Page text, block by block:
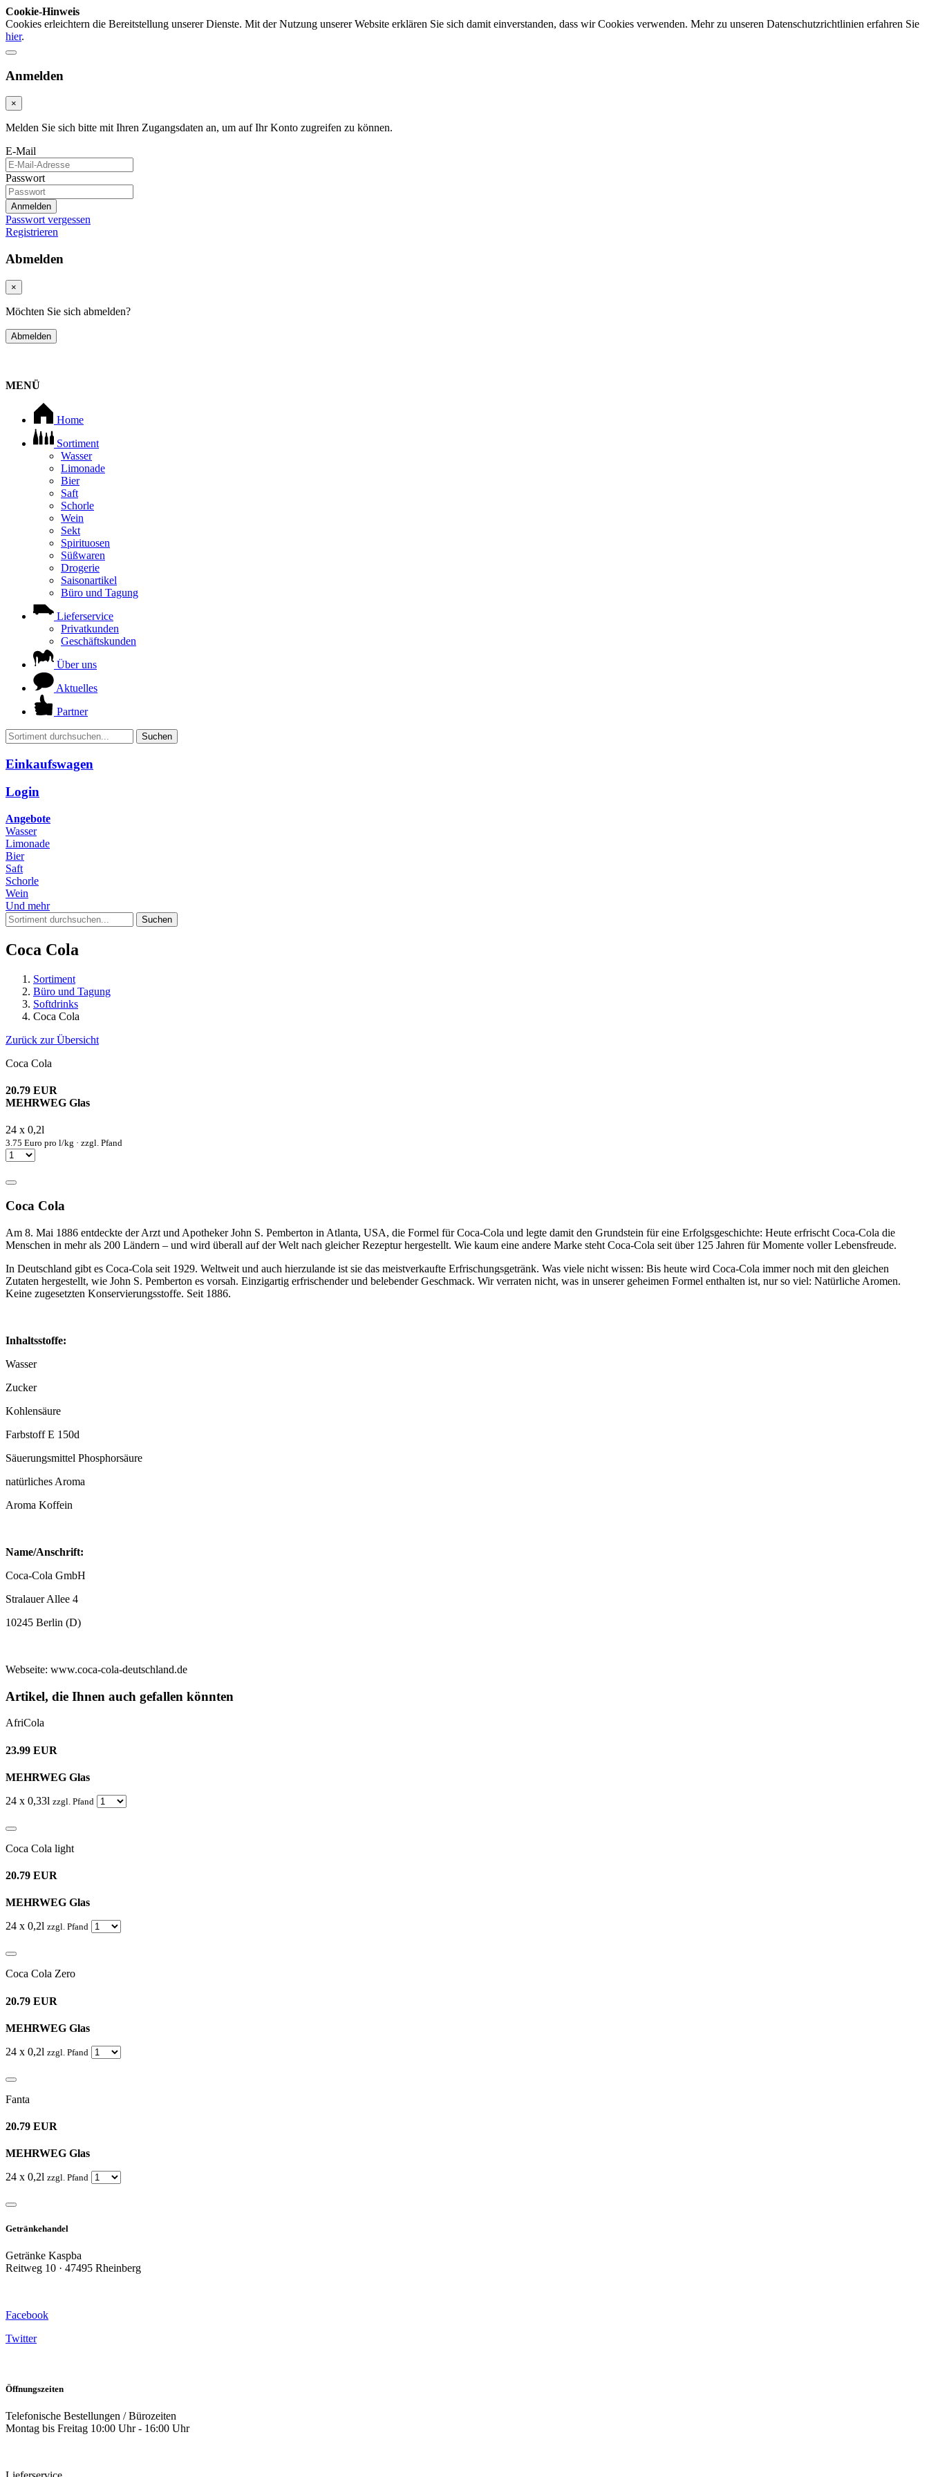
Cookie-Hinweis
Cookies erleichtern die Bereitstellung unserer Dienste. Mit der Nutzung unserer Website erklären Sie sich damit einverstanden, dass wir Cookies verwenden. Mehr zu unseren Datenschutzrichtlinien erfahren Sie
hier.
Anmelden
×
Melden Sie sich bitte mit Ihren Zugangsdaten an, um auf Ihr Konto zugreifen zu können.
E-Mail
Passwort
Anmelden
Passwort vergessen
Registrieren
Abmelden
×
Möchten Sie sich abmelden?
Abmelden
MENÜ
Home
Sortiment
Wasser
Limonade
Bier
Saft
Schorle
Wein
Sekt
Spirituosen
Süßwaren
Drogerie
Saisonartikel
Büro und Tagung
Lieferservice
Privatkunden
Geschäftskunden
Über uns
Aktuelles
Partner
Suchen
Einkaufswagen
Login
Angebote
Wasser
Limonade
Bier
Saft
Schorle
Wein
Und mehr
Suchen
Coca Cola
Sortiment
Büro und Tagung
Softdrinks
Coca Cola
Zurück zur Übersicht
Coca Cola
20.79 EUR
MEHRWEG Glas
24 x 0,2l
3.75 Euro pro l/kg · zzgl. Pfand
Coca Cola
Am 8. Mai 1886 entdeckte der Arzt und Apotheker John S. Pemberton in Atlanta, USA, die Formel für Coca-Cola und legte damit den Grundstein für eine Erfolgsgeschichte: Heute erfrischt Coca-Cola die
Menschen in mehr als 200 Ländern – und wird überall auf der Welt nach gleicher Rezeptur hergestellt. Wie kaum eine andere Marke steht Coca-Cola seit über 125 Jahren für Momente voller Lebensfreude.
In Deutschland gibt es Coca-Cola seit 1929. Weltweit und auch hierzulande ist sie das meistverkaufte Erfrischungsgetränk. Was viele nicht wissen: Bis heute wird Coca-Cola immer noch mit den gleichen
Zutaten hergestellt, wie John S. Pemberton es vorsah. Einzigartig erfrischender und belebender Geschmack. Wir verraten nicht, was in unserer geheimen Formel enthalten ist, nur so viel: Natürliche Aromen.
Keine zugesetzten Konservierungsstoffe. Seit 1886.
Inhaltsstoffe:
Wasser
Zucker
Kohlensäure
Farbstoff E 150d
Säuerungsmittel Phosphorsäure
natürliches Aroma
Aroma Koffein
Name/Anschrift:
Coca-Cola GmbH
Stralauer Allee 4
10245 Berlin (D)
Webseite: www.coca-cola-deutschland.de
Artikel, die Ihnen auch gefallen könnten
AfriCola
23.99 EUR
MEHRWEG Glas
24 x 0,33l zzgl. Pfand
Coca Cola light
20.79 EUR
MEHRWEG Glas
24 x 0,2l zzgl. Pfand
Coca Cola Zero
20.79 EUR
MEHRWEG Glas
24 x 0,2l zzgl. Pfand
Fanta
20.79 EUR
MEHRWEG Glas
24 x 0,2l zzgl. Pfand
Getränkehandel
Getränke Kaspba
Reitweg 10 · 47495 Rheinberg
Facebook
Twitter
Öffnungszeiten
Telefonische Bestellungen / Bürozeiten
Montag bis Freitag 10:00 Uhr - 16:00 Uhr